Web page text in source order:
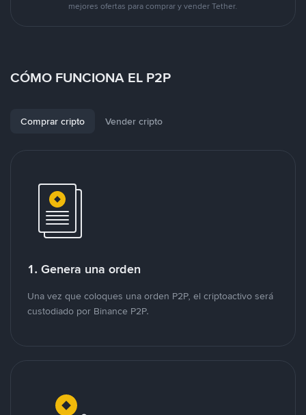
mejores ofertas para comprar y vender Tether.
CÓMO FUNCIONA EL P2P
Comprar cripto Vender cripto
1. Genera una orden
Una vez que coloques una orden P2P, el criptoactivo será
custodiado por Binance P2P.